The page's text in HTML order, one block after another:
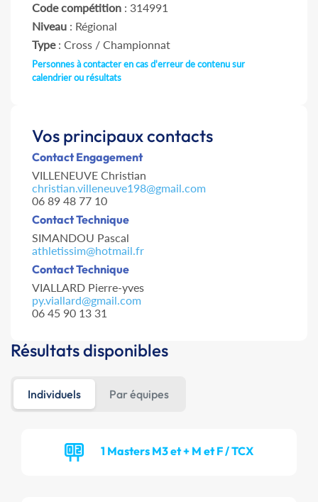
Code compétition : 314991
Niveau : Régional
Type: Cross / Championnat
Personnes à contacter en cas d'erreur de contenu sur
calendrier ou résultats
Vos principaux contacts
Contact Engagement
VILLENEUVE Christian
christian.villeneuve198@gmail.com
06 89 48 77 10
Contact Technique
SIMANDOU Pascal
athletissim@hotmail.fr
Contact Technique
VIALLARD Pierre-yves
py.viallard@gmail.com
06 45 90 13 31
Résultats disponibles
Individuels Par équipes
1 Masters M3 et + M et F / TCX